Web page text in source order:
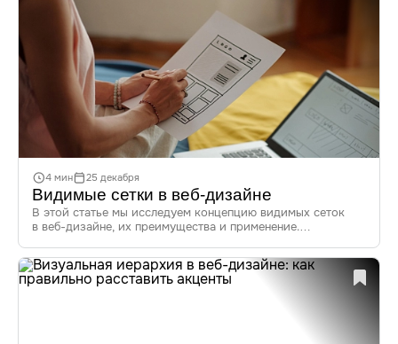
Видимые сетки в веб-дизайне
В этой статье мы исследуем концепцию видимых сеток
в веб-дизайне, их преимущества и применение.
трендов читатели получат ценные рекомендации
по структурированию контента и созданию дизайна
на основе видимых сеток.
4 мин 25 декабря